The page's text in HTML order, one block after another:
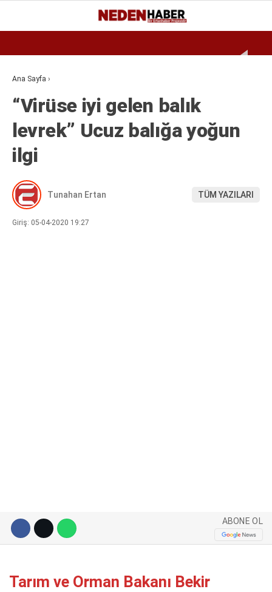
26.4
BURSA
EKONOMI
BIYOGRAFI
DÜNYA
MAGAZIN
SIYASET
Ana Sayfa ›
“Virüse iyi gelen balık
levrek” Ucuz balığa yoğun
ilgi
Tunahan Ertan TÜM YAZILARI
Giriş: 05-04-2020 19:27
ABONE OL
Tarım ve Orman Bakanı Bekir